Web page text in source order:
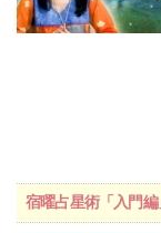
宿曜占星術「入門編